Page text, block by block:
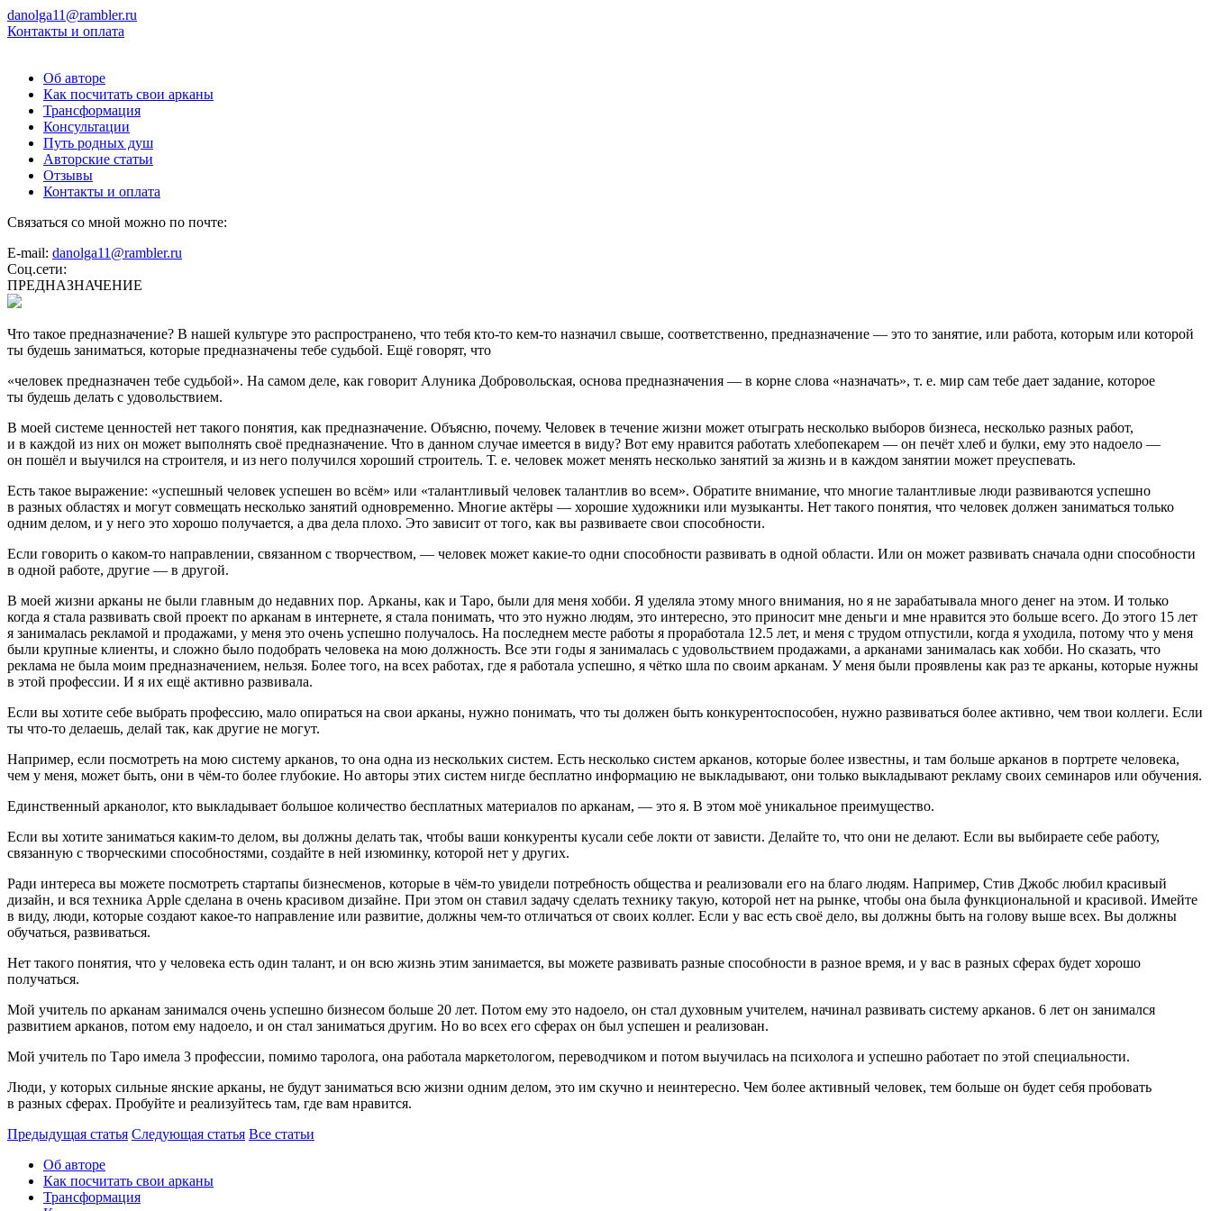
danolga11@rambler.ru
Контакты и оплата
Об авторе
Как посчитать свои арканы
Трансформация
Консультации
Путь родных душ
Авторские статьи
Отзывы
Контакты и оплата
Связаться со мной можно по почте:
E-mail: danolga11@rambler.ru
Соц.сети:
ПРЕДНАЗНАЧЕНИЕ
Что такое предназначение? В нашей культуре это распространено, что тебя кто-то кем-то назначил свыше, соответственно, предназначение — это то занятие, или работа, которым или которой
ты будешь заниматься, которые предназначены тебе судьбой. Ещё говорят, что
«человек предназначен тебе судьбой». На самом деле, как говорит Алуника Добровольская, основа предназначения — в корне слова «назначать», т. е. мир сам тебе дает задание, которое
ты будешь делать с удовольствием.
В моей системе ценностей нет такого понятия, как предназначение. Объясню, почему. Человек в течение жизни может отыграть несколько выборов бизнеса, несколько разных работ,
и в каждой из них он может выполнять своё предназначение. Что в данном случае имеется в виду? Вот ему нравится работать хлебопекарем — он печёт хлеб и булки, ему это надоело —
он пошёл и выучился на строителя, и из него получился хороший строитель. Т. е. человек может менять несколько занятий за жизнь и в каждом занятии может преуспевать.
Есть такое выражение: «успешный человек успешен во всём» или «талантливый человек талантлив во всем». Обратите внимание, что многие талантливые люди развиваются успешно
в разных областях и могут совмещать несколько занятий одновременно. Многие актёры — хорошие художники или музыканты. Нет такого понятия, что человек должен заниматься только
одним делом, и у него это хорошо получается, а два дела плохо. Это зависит от того, как вы развиваете свои способности.
Если говорить о каком-то направлении, связанном с творчеством, — человек может какие-то одни способности развивать в одной области. Или он может развивать сначала одни способности
в одной работе, другие — в другой.
В моей жизни арканы не были главным до недавних пор. Арканы, как и Таро, были для меня хобби. Я уделяла этому много внимания, но я не зарабатывала много денег на этом. И только
когда я стала развивать свой проект по арканам в интернете, я стала понимать, что это нужно людям, это интересно, это приносит мне деньги и мне нравится это больше всего. До этого 15 лет
я занималась рекламой и продажами, у меня это очень успешно получалось. На последнем месте работы я проработала 12.5 лет, и меня с трудом отпустили, когда я уходила, потому что у меня
были крупные клиенты, и сложно было подобрать человека на мою должность. Все эти годы я занималась с удовольствием продажами, а арканами занималась как хобби. Но сказать, что
реклама не была моим предназначением, нельзя. Более того, на всех работах, где я работала успешно, я чётко шла по своим арканам. У меня были проявлены как раз те арканы, которые нужны
в этой профессии. И я их ещё активно развивала.
Если вы хотите себе выбрать профессию, мало опираться на свои арканы, нужно понимать, что ты должен быть конкурентоспособен, нужно развиваться более активно, чем твои коллеги. Если
ты что-то делаешь, делай так, как другие не могут.
Например, если посмотреть на мою систему арканов, то она одна из нескольких систем. Есть несколько систем арканов, которые более известны, и там больше арканов в портрете человека,
чем у меня, может быть, они в чём-то более глубокие. Но авторы этих систем нигде бесплатно информацию не выкладывают, они только выкладывают рекламу своих семинаров или обучения.
Единственный арканолог, кто выкладывает большое количество бесплатных материалов по арканам, — это я. В этом моё уникальное преимущество.
Если вы хотите заниматься каким-то делом, вы должны делать так, чтобы ваши конкуренты кусали себе локти от зависти. Делайте то, что они не делают. Если вы выбираете себе работу,
связанную с творческими способностями, создайте в ней изюминку, которой нет у других.
Ради интереса вы можете посмотреть стартапы бизнесменов, которые в чём-то увидели потребность общества и реализовали его на благо людям. Например, Стив Джобс любил красивый
дизайн, и вся техника Apple сделана в очень красивом дизайне. При этом он ставил задачу сделать технику такую, которой нет на рынке, чтобы она была функциональной и красивой. Имейте
в виду, люди, которые создают какое-то направление или развитие, должны чем-то отличаться от своих коллег. Если у вас есть своё дело, вы должны быть на голову выше всех. Вы должны
обучаться, развиваться.
Нет такого понятия, что у человека есть один талант, и он всю жизнь этим занимается, вы можете развивать разные способности в разное время, и у вас в разных сферах будет хорошо
получаться.
Мой учитель по арканам занимался очень успешно бизнесом больше 20 лет. Потом ему это надоело, он стал духовным учителем, начинал развивать систему арканов. 6 лет он занимался
развитием арканов, потом ему надоело, и он стал заниматься другим. Но во всех его сферах он был успешен и реализован.
Мой учитель по Таро имела 3 профессии, помимо таролога, она работала маркетологом, переводчиком и потом выучилась на психолога и успешно работает по этой специальности.
Люди, у которых сильные янские арканы, не будут заниматься всю жизни одним делом, это им скучно и неинтересно. Чем более активный человек, тем больше он будет себя пробовать
в разных сферах. Пробуйте и реализуйтесь там, где вам нравится.
Предыдущая статья Следующая статья Все статьи
Об авторе
Как посчитать свои арканы
Трансформация